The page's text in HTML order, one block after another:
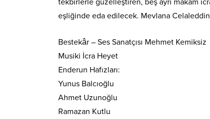
eşliğinde eda edilecek. Mevlana
Bestekâr – Ses Sanatçısı Mehmet Kemiksiz
Musiki İcra Heyet
Enderun Hafızları:
Yunus Balcıoğlu
Ahmet Uzunoğlu
Ramazan Kutlu